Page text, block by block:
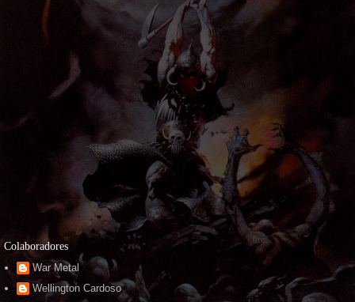
Colaboradores
War Metal
Wellington Cardoso